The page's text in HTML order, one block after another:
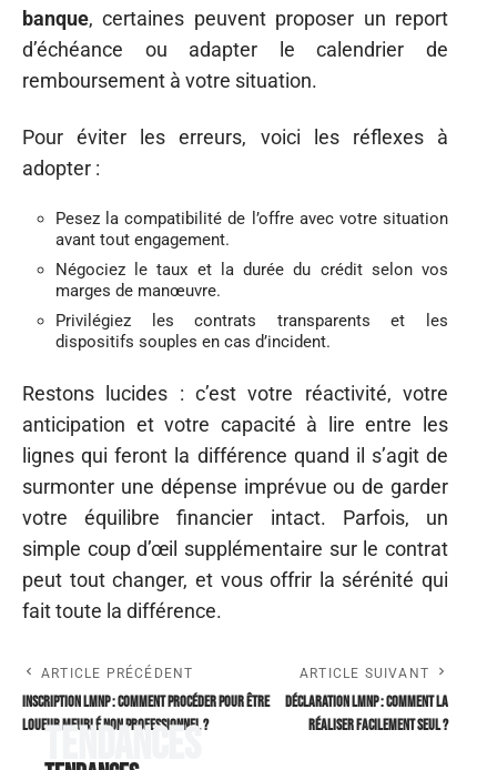
banque, certaines peuvent proposer un report
d’échéance ou adapter le calendrier de
remboursement à votre situation.
Pour éviter les erreurs, voici les réflexes à
adopter :
Pesez la compatibilité de l’offre avec votre situation
avant tout engagement.
Négociez le taux et la durée du crédit selon vos
marges de manœuvre.
Privilégiez les contrats transparents et les
dispositifs souples en cas d’incident.
Restons lucides : c’est votre réactivité, votre
anticipation et votre capacité à lire entre les
lignes qui feront la différence quand il s’agit de
surmonter une dépense imprévue ou de garder
votre équilibre financier intact. Parfois, un
simple coup d’œil supplémentaire sur le contrat
peut tout changer, et vous offrir la sérénité qui
fait toute la différence.
ARTICLE PRÉCÉDENT
Inscription LMNP : comment procéder pour être
Loueur Meublé Non Professionnel ?
ARTICLE SUIVANT
Déclaration LMNP : comment la
réaliser facilement seul ?
Tendances